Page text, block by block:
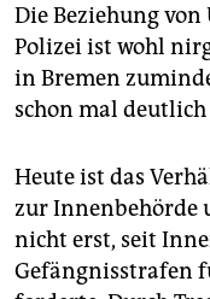
unterstützen
abo
genossenschaft
epaper login
Die Beziehung
Polizei ist wohl
in Bremen
schon mal deutlich
Heute ist das
zur Innenbehörde
nicht erst, seit
Gefängnisstrafen